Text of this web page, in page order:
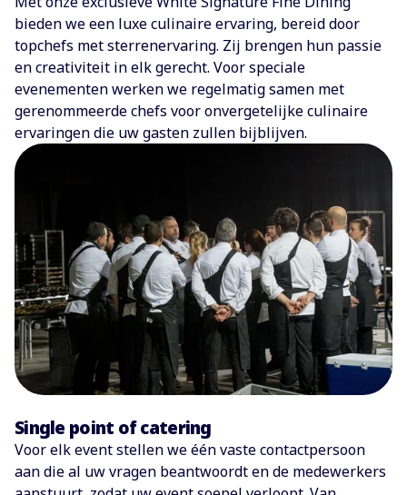
bieden we een luxe culinaire ervaring, bereid door
topchefs met sterrenervaring. Zij brengen hun passie
en creativiteit in elk gerecht. Voor speciale
evenementen werken we regelmatig samen met
gerenommeerde chefs voor onvergetelijke culinaire
ervaringen die uw gasten zullen bijblijven.
Single point of catering
Voor elk event stellen we één vaste contactpersoon
aan die al uw vragen beantwoordt en de medewerkers